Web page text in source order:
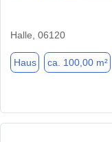
Halle, 06120
Haus ca. 100,00 m²